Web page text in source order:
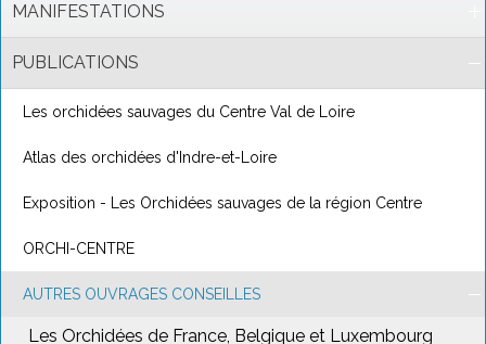
MANIFESTATIONS
PUBLICATIONS
Les orchidées sauvages du Centre Val de Loire
Atlas des orchidées d'Indre-et-Loire
Exposition - Les Orchidées sauvages de la région Centre
ORCHI-CENTRE
AUTRES OUVRAGES CONSEILLES
Les Orchidées de France, Belgique et Luxembourg